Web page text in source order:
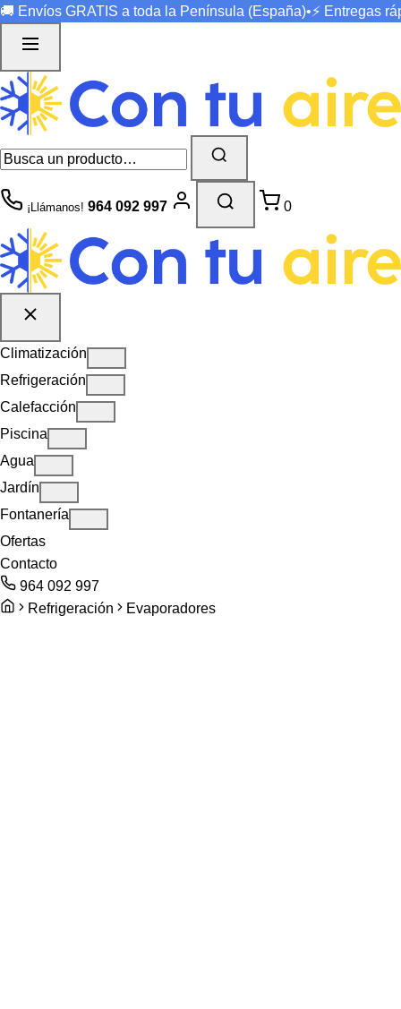
🚚 Envíos GRATIS a toda la Península (España)•⚡ Entregas
¡Llámanos! 964 092 997 0
Climatización
Refrigeración
Calefacción
Piscina
Agua
Jardín
Fontanería
Ofertas
Contacto
964 092 997
Refrigeración
Evaporadores